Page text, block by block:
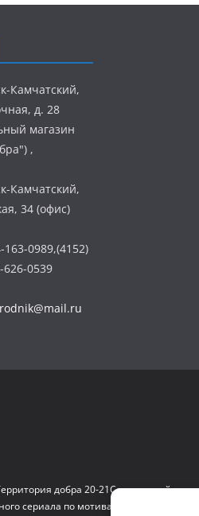
Камчатский,
д. 28
магазин
,
Камчатский,
34 (офис)
0989,(4152)
626-0539
добра 20-21Социальный
сериала по мотивам сказок и на